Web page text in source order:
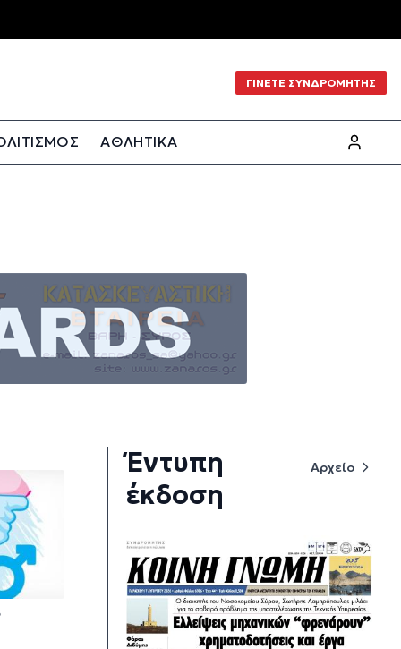
ΓΙΝΕΤΕ ΣΥΝΔΡΟΜΗΤΗΣ
ΑΘΛΗΤΙΚΑ
Έντυπη
έκδοση
Αρχείο